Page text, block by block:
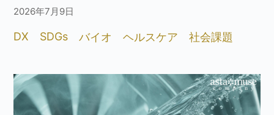
2026年7月9日
DX SDGs バイオ ヘルスケア 社会課題